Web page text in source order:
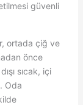
güvenli
ortada çiğ ve
önce
sıcak, içi
Oda